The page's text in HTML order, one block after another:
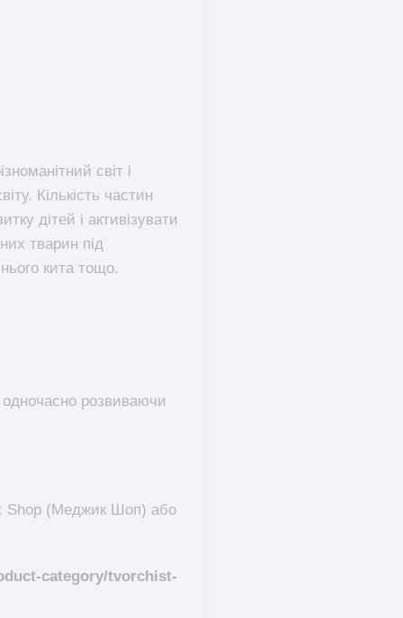
світ і
Кількість частин
дітей і активізувати
тварин під
кита тощо.
розвиваючи
Shop (Меджик Шоп) або
category/tvorchist-